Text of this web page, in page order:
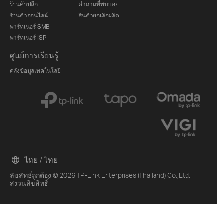
ร้านค้าปลีก
ร้านค้าออนไลน์
พาร์ทเนอร์ SMB
พาร์ทเนอร์ ISP
คำถามที่พบบ่อย
สินค้ายกเลิกผลิต
ศูนย์การเรียนรู้
คลังข้อมูลเทคโนโลยี
ลิขสิทธิ์ถูกต้อง © 2026 TP-Link Enterprises (Thailand) Co.,Ltd.
สงวนลิขสิทธิ์
ไทย / ไทย